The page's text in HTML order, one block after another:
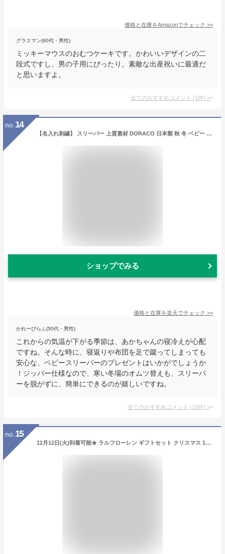
価格と在庫をAmazonでチェック >>
グラスマン(60代・男性)
ミッキーマウスのおむつケーキです。かわいいデザインの二
段式ですし、男の子用にぴったり。素敵な出産祝いに最適だ
と思いますよ。
全てのおすすめコメント (1件) >
no. 14
【名入れ刺繍】 スリーパー 上質素材 DORACO 日本製 秋 冬 ベビー スリーパー 赤ちゃん 新生児 防寒 ベスト 出産祝い 男の子 女の子 おしゃれ 冬用 ドラコ ファースト ブランド ギフト 人気 プレゼント
ショップでみる
価格と在庫を楽天でチェック >>
かれーぴらふ(50代・男性)
これからの気温が下がる季節は、あかちゃんの寝冷えが心配
ですね。そんな時に、寝返りや布団を足で蹴ってしまっても
安心な、ベビースリーパーのプレゼントはいかがでしょうか
！ジッパー仕様なので、寒い冬場のオムツ替えも、スリーパ
ーを脱がずに、簡単にできるのが嬉しいですね。
全てのおすすめコメント (10件) >
no. 15
12月12日(火)到着可能★ ラルフローレン ギフトセット クリスマス 1位 出産祝い 今治タオル 男の子 女の子 赤ちゃん 名入れ 刺繍 名前入り オーガニック コットン ベビー ソックス オムツ POLO RALPH LAUREN マタニティ 送料無料 豪華 あす楽対応